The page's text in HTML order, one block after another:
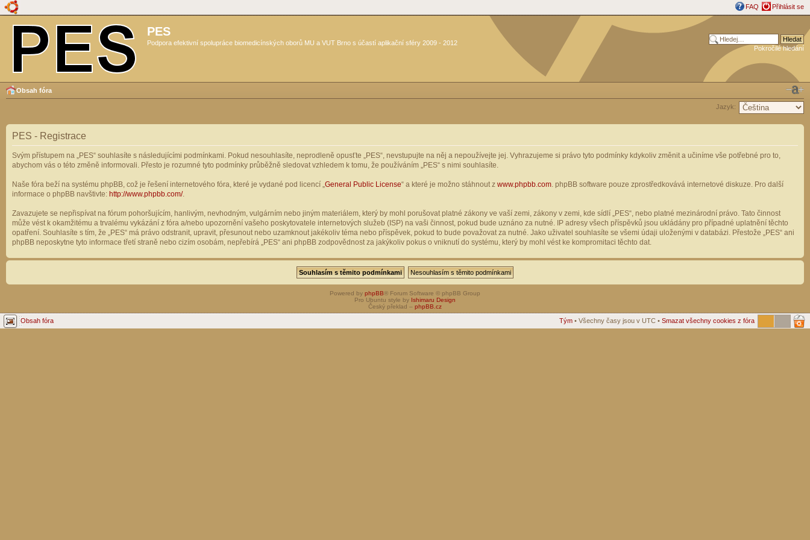
FAQ Přihlásit se
PES
Podpora efektivní spolupráce biomedicínských oborů MU a VUT Brno s účastí aplikační sféry 2009 - 2012
Pokročilé hledání
Obsah fóra
Jazyk:
PES - Registrace
Svým přístupem na „PES“ souhlasíte s následujícími podmínkami. Pokud nesouhlasíte, neprodleně opusťte „PES“, nevstupujte na něj a nepoužívejte jej. Vyhrazujeme si právo tyto podmínky kdykoliv změnit a učiníme vše potřebné pro to,
abychom vás o této změně informovali. Přesto je rozumné tyto podmínky průběžně sledovat vzhledem k tomu, že používáním „PES“ s nimi souhlasíte.
Naše fóra beží na systému phpBB, což je řešení internetového fóra, které je vydané pod licencí „ General Public License“ a které je možno stáhnout z www.phpbb.com . phpBB software pouze zprostředkovává internetové diskuze. Pro další
informace o phpBB navštivte: http://www.phpbb.com/.
Zavazujete se nepřispívat na fórum pohoršujícím, hanlivým, nevhodným, vulgárním nebo jiným materiálem, který by mohl porušovat platné zákony ve vaší zemi, zákony v zemi, kde sídlí „PES“, nebo platné mezinárodní právo. Tato činnost
může vést k okamžitému a trvalému vykázání z fóra a/nebo upozornění vašeho poskytovatele internetových služeb (ISP) na vaši činnost, pokud bude uznáno za nutné. IP adresy všech příspěvků jsou ukládány pro případné uplatnění těchto
opatření. Souhlasíte s tím, že „PES“ má právo odstranit, upravit, přesunout nebo uzamknout jakékoliv téma nebo příspěvek, pokud to bude považovat za nutné. Jako uživatel souhlasíte se všemi údaji uloženými v databázi. Přestože „PES“ ani
phpBB neposkytne tyto informace třetí straně nebo cizím osobám, nepřebírá „PES“ ani phpBB zodpovědnost za jakýkoliv pokus o vniknutí do systému, který by mohl vést ke kompromitaci těchto dat.
Powered by phpBB® Forum Software © phpBB Group
Pro Ubuntu style by Ishimaru Design
Český překlad – phpBB.cz
Obsah fóra Tým • Všechny časy jsou v UTC • Smazat všechny cookies z fóra